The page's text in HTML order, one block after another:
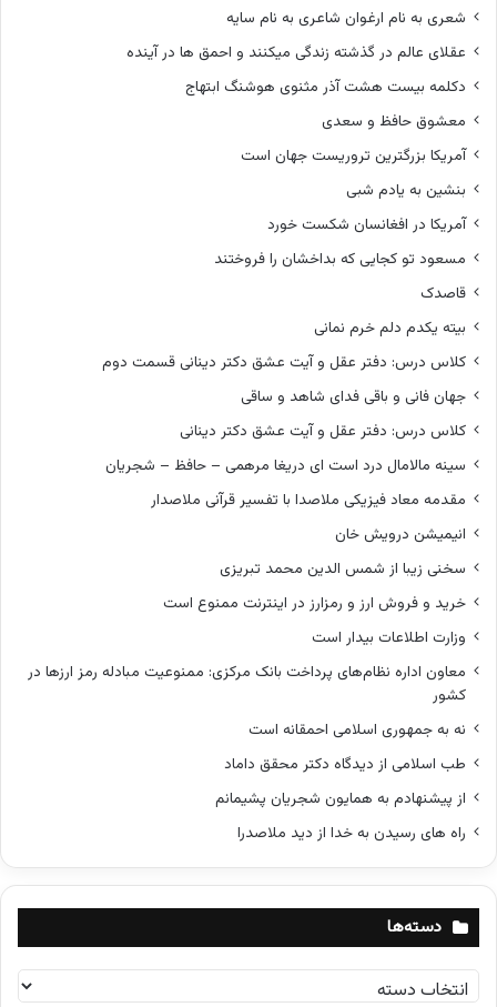
شعری به نام ارغوان شاعری به نام سایه
عقلای عالم در گذشته زندگی میکنند و احمق ها در آینده
دکلمه بیست هشت آذر مثنوی هوشنگ ابتهاج
معشوق حافظ و سعدی
آمریکا بزرگترین تروریست جهان است
بنشین به یادم شبی
آمریکا در افغانسان شکست خورد
مسعود تو کجایی که بداخشان را فروختند
قاصدک
بیته یکدم دلم خرم نمانی
کلاس درس: دفتر عقل و آیت عشق دکتر دینانی قسمت دوم
جهان فانی و باقی فدای شاهد و ساقی
کلاس درس: دفتر عقل و آیت عشق دکتر دینانی
سینه مالامال درد است ای دریغا مرهمی – حافظ – شجریان
مقدمه معاد فیزیکی ملاصدا با تفسیر قرآنی ملاصدار
انیمیشن درویش خان
سخنی زیبا از شمس الدین محمد تبریزی
خرید و فروش ارز و رمزارز در اینترنت ممنوع است
وزارت اطلاعات بیدار است
معاون اداره نظام‌های پرداخت بانک مرکزی: ممنوعیت مبادله رمز ارزها در
کشور
نه به جمهوری اسلامی احمقانه است
طب اسلامی از دیدگاه دکتر محقق داماد
از پیشنهادم به همایون شجریان پشیمانم
راه های رسیدن به خدا از دید ملاصدرا
دسته‌ها
د